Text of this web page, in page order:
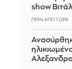
show
ΠΡΙΝ ΑΠΌ 1 ΏΡΑ